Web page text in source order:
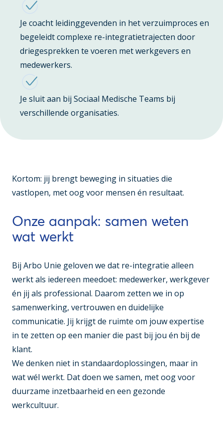
Je coacht leidinggevenden in het verzuimproces en
begeleidt complexe re-integratietrajecten door
driegesprekken te voeren met werkgevers en
medewerkers.
Je sluit aan bij Sociaal Medische Teams bij
verschillende organisaties.
Kortom: jij brengt beweging in situaties die
vastlopen, met oog voor mensen én resultaat.
Onze aanpak: samen weten
wat werkt
Bij Arbo Unie geloven we dat re-integratie alleen
werkt als iedereen meedoet: medewerker, werkgever
én jij als professional. Daarom zetten we in op
samenwerking, vertrouwen en duidelijke
communicatie. Jij krijgt de ruimte om jouw expertise
in te zetten op een manier die past bij jou én bij de
klant.
We denken niet in standaardoplossingen, maar in
wat wél werkt. Dat doen we samen, met oog voor
duurzame inzetbaarheid en een gezonde
werkcultuur.